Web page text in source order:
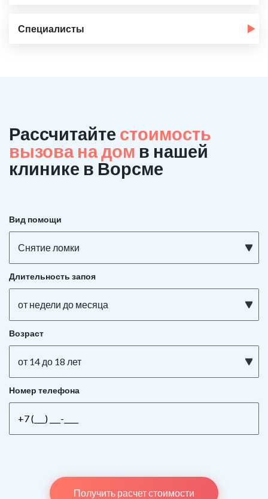
Специалисты
Рассчитайте стоимость
вызова на дом в нашей
клинике в Ворсме
Вид помощи
Снятие ломки
Длительность запоя
от недели до месяца
Возраст
от 14 до 18 лет
Номер телефона
Получить расчет стоимости